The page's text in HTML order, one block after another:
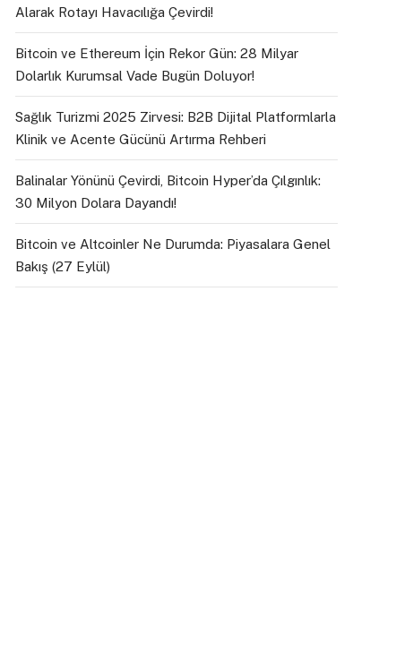
Alarak Rotayı Havacılığa Çevirdi!
Bitcoin ve Ethereum İçin Rekor Gün: 28 Milyar
Dolarlık Kurumsal Vade Bugün Doluyor!
Sağlık Turizmi 2025 Zirvesi: B2B Dijital Platformlarla
Klinik ve Acente Gücünü Artırma Rehberi
Balinalar Yönünü Çevirdi, Bitcoin Hyper’da Çılgınlık:
30 Milyon Dolara Dayandı!
Bitcoin ve Altcoinler Ne Durumda: Piyasalara Genel
Bakış (27 Eylül)